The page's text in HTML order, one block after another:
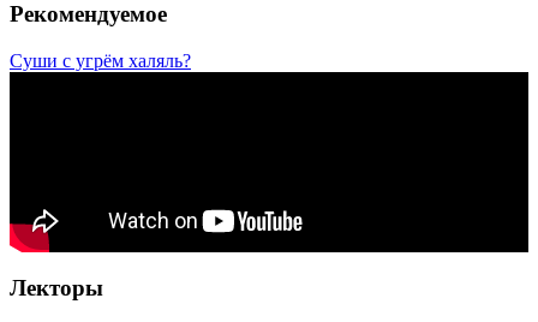
Рекомендуемое
Суши с угрём халяль?
Лекторы